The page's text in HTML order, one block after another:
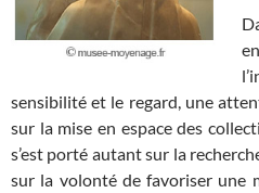
sensibilité et le regard, une
sur la mise en espace des
s’est porté autant sur la
sur la volonté de favoriser une